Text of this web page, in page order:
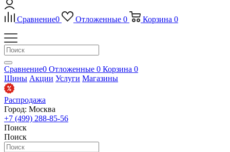
Сравнение0 Отложенные 0 Корзина 0
Сравнение0 Отложенные 0 Корзина 0
Шины Акции Услуги Магазины
Распродажа
Город: Москва
+7 (499) 288-85-56
Поиск
Поиск